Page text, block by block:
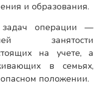
и образования.
операции —
занятости
на учете, а
в семьях,
положении.